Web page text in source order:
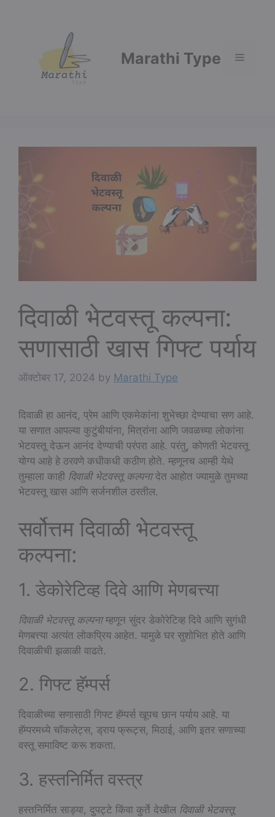
Marathi Type Menu
दिवाळी भेटवस्तू कल्पना:
सणासाठी खास गिफ्ट पर्याय
ऑक्टोबर 17, 2024 by Marathi Type
दिवाळी हा आनंद, प्रेम आणि एकमेकांना शुभेच्छा देण्याचा सण आहे.
या सणात आपल्या कुटुंबीयांना, मित्रांना आणि जवळच्या लोकांना
भेटवस्तू देऊन आनंद देण्याची परंपरा आहे. परंतु, कोणती भेटवस्तू
योग्य आहे हे ठरवणे कधीकधी कठीण होते. म्हणूनच आम्ही येथे
तुम्हाला काही दिवाळी भेटवस्तू कल्पनादेत आहोत ज्यामुळे तुमच्या
भेटवस्तू खास आणि सर्जनशील ठरतील.
सर्वोत्तम दिवाळी भेटवस्तू
कल्पना:
1. डेकोरेटिव्ह दिवे आणि मेणबत्त्या
दिवाळी भेटवस्तू कल्पनाम्हणून सुंदर डेकोरेटिव्ह दिवे आणि सुगंधी
मेणबत्त्या अत्यंत लोकप्रिय आहेत. यामुळे घर सुशोभित होते आणि
दिवाळीची झळाळी वाढते.
2. गिफ्ट हॅम्पर्स
दिवाळीच्या सणासाठी गिफ्ट हॅम्पर्स खूपच छान पर्याय आहे. या
हॅम्परमध्ये चॉकलेट्स, ड्राय फ्रूट्स, मिठाई, आणि इतर सणाच्या
वस्तू समाविष्ट करू शकता.
3. हस्तनिर्मित वस्त्र
हस्तनिर्मित साड्या, दुपट्टे किंवा कुर्ते देखील दिवाळी भेटवस्तू